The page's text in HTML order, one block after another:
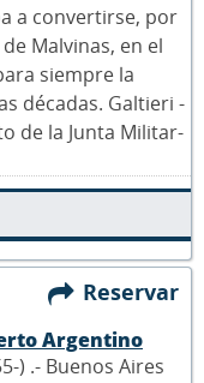
a convertirse, por
Malvinas, en el
siempre la
décadas. Galtieri -
de la Junta Militar-
Reservar
Argentino
) .- Buenos Aires